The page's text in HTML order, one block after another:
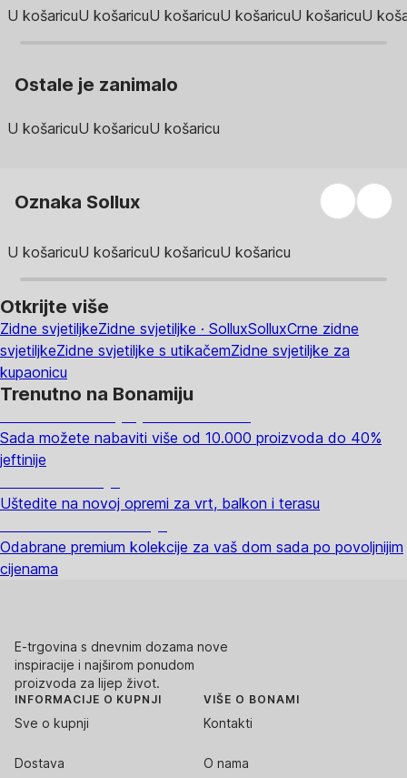
U košaricuU košaricuU košaricuU košaricuU košaricuU
Ostale je zanimalo
U košaricuU košaricuU košaricu
Oznaka Sollux
U košaricuU košaricuU košaricuU košaricu
Otkrijte više
Zidne svjetiljkeZidne svjetiljke · SolluxSolluxCrne zidne
svjetiljkeZidne svjetiljke s utikačemZidne svjetiljke za
kupaonicu
Trenutno na Bonamiju
Sada možete nabaviti više od 10.000 proizvoda do 40%
jeftinije
Uštedite na novoj opremi za vrt, balkon i terasu
Odabrane premium kolekcije za vaš dom sada po povoljnijim
cijenama
E-trgovina s dnevnim dozama nove
inspiracije i najširom ponudom
proizvoda za lijep život.
INFORMACIJE O KUPNJI
Sve o kupnji
Dostava
VIŠE O BONAMI
Kontakti
O nama